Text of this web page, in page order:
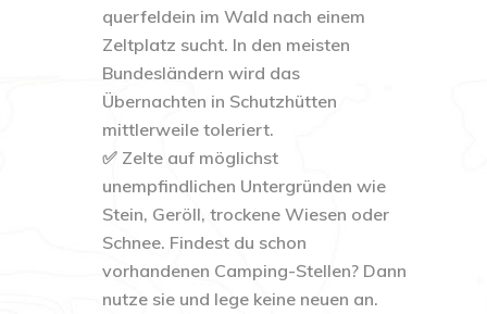
querfeldein im Wald nach einem
Zeltplatz sucht. In den meisten
Bundesländern wird das
Übernachten in Schutzhütten
mittlerweile toleriert.
✅ Zelte auf möglichst
unempfindlichen Untergründen wie
Stein, Geröll, trockene Wiesen oder
Schnee. Findest du schon
vorhandenen Camping-Stellen? Dann
nutze sie und lege keine neuen an.